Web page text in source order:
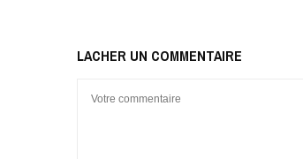
LACHER UN COMMENTAIRE